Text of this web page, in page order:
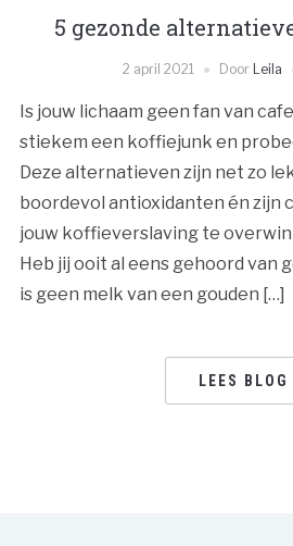
5 gezonde
2 april 2021 Door Leila
Is jouw lichaam geen fan van
stiekem een koffiejunk en
Deze alternatieven zijn net zo
boordevol antioxidanten én zijn
jouw koffieverslaving te
Heb jij ooit al eens gehoord van
is geen melk van een gouden […]
LEES BLOG